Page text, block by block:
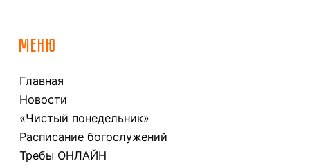
МЕНЮ
Главная
Новости
«Чистый понедельник»
Расписание богослужений
Требы ОНЛАЙН